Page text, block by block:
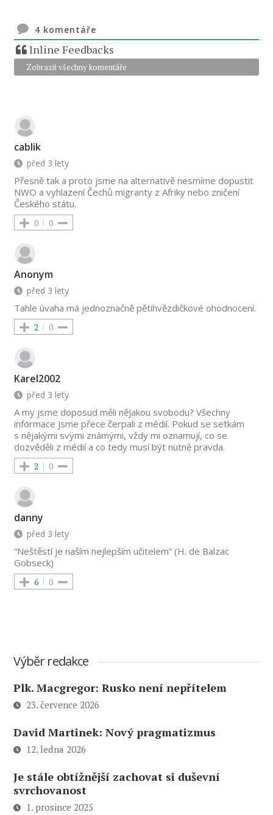
4 komentáře
Inline Feedbacks
Zobrazit všechny komentáře
cablik
před 3 lety
Přesně tak a proto jsme na alternativě nesmíme dopustit
NWO a vyhlazení Čechů migranty z Afriky nebo zničení
Českého státu.
0 0
Anonym
před 3 lety
Tahle úvaha má jednoznačně pětihvězdičkové ohodnocení.
2 0
Karel2002
před 3 lety
A my jsme doposud měli nějakou svobodu? Všechny
informace jsme přece čerpali z médií. Pokud se setkám
s nějakými svými známými, vždy mi oznamují, co se
dozvěděli z médií a co tedy musí být nutně pravda.
2 0
danny
před 3 lety
“Neštěstí je naším nejlepším učitelem” (H. de Balzac
Gobseck)
6 0
Výběr redakce
Plk. Macgregor: Rusko není nepřítelem
23. července 2026
David Martinek: Nový pragmatizmus
12. ledna 2026
Je stále obtížnější zachovat si duševní
svrchovanost
1. prosince 2025